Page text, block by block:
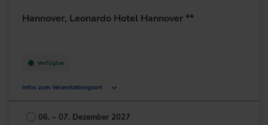
+49 211/6214-201
Hannover, Leonardo Hotel Hannover **
Verfügbar
Infos zum Veranstaltungsort
Tiergartenstr. 117
30559 Hannover
06. – 07. Dezember 2027